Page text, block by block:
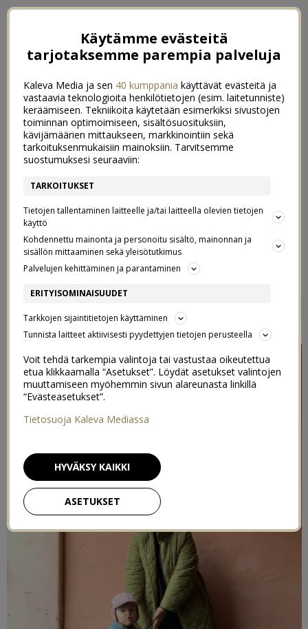
POLKKATUKAN PALUU
SYYSKUUSSA
3/10/2021
Käytämme evästeitä
tarjotaksemme parempia palveluja
Kaleva Media ja sen 40 kumppania käyttävät evästeitä ja
vastaavia teknologioita henkilötietojen (esim. laitetunniste)
keräämiseen. Tekniikoita käytetään esimerkiksi sivustojen
toiminnan optimoimiseen, sisältösuosituksiin,
kävijämäärien mittaukseen, markkinointiin sekä
tarkoituksenmukaisiin mainoksiin. Tarvitsemme
suostumuksesi seuraaviin:
TARKOITUKSET
Tietojen tallentaminen laitteelle ja/tai laitteella olevien tietojen
käyttö
Kohdennettu mainonta ja personoitu sisältö, mainonnan ja
sisällön mittaaminen sekä yleisötutkimus
Palvelujen kehittäminen ja parantaminen
ERITYISOMINAISUUDET
Tarkkojen sijaintitietojen käyttäminen
Tunnista laitteet aktiivisesti pyydettyjen tietojen perusteella
Voit tehdä tarkempia valintoja tai vastustaa oikeutettua
etua klikkaamalla “Asetukset”. Löydät asetukset valintojen
muuttamiseen myöhemmin sivun alareunasta linkillä
“Evästeasetukset”.
Tietosuoja Kaleva Mediassa
ASETUKSET
HYVÄKSY KAIKKI